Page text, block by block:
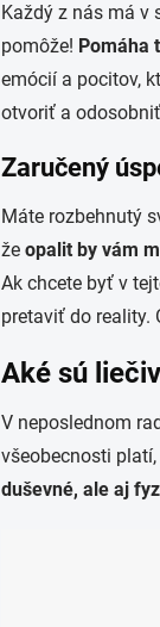
Každý z nás má v
pomôže! Pomáha
emócií a pocitov,
otvoriť a
Zaručený
Máte rozbehnutý
že opalit by vám
Ak chcete byť v
pretaviť do reality.
Aké sú
V neposlednom
všeobecnosti
duševné, ale aj